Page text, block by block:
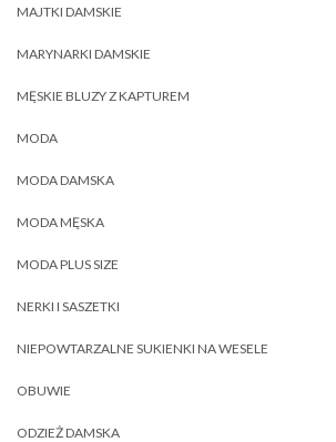
MAJTKI DAMSKIE
MARYNARKI DAMSKIE
MĘSKIE BLUZY Z KAPTUREM
MODA
MODA DAMSKA
MODA MĘSKA
MODA PLUS SIZE
NERKI I SASZETKI
NIEPOWTARZALNE SUKIENKI NA WESELE
OBUWIE
ODZIEŻ DAMSKA